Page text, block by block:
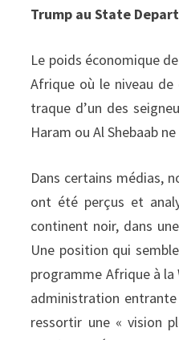
Trump au State
Le poids économique
Afrique où le niveau
traque d’un des
Haram ou Al Shebaab
Dans certains médias,
ont été perçus et
continent noir, dans
Une position qui
programme Afrique à
administration
ressortir une « vision